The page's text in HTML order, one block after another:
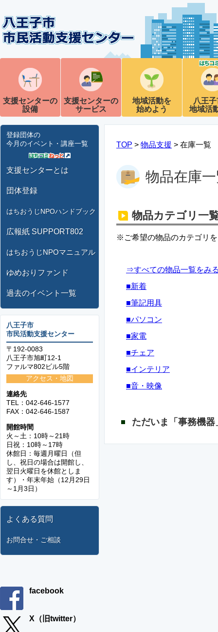
支援センターの
設備
支援センターの
サービス
地域活動を
始めよう
八王
地域活
登録団体の
今月のイベント・講座一覧
支援センターとは
団体登録
はちおうじNPOハンドブック
広報紙 SUPPORT802
はちおうじNPOマニュアル
ゆめおりファンド
過去のイベント一覧
八王子市
市民活動支援センター
〒192-0083
八王子市旭町12-1
ファルマ802ビル5階
アクセス・地図
連絡先
TEL：042-646-1577
FAX：042-646-1587
開館時間
火～土：10時～21時
日祝：10時～17時
休館日：毎週月曜日（但
し、祝日の場合は開館し、
翌日火曜日を休館としま
す）・年末年始（12月29日
～1月3日）
よくある質問
お問合せ・ご相談
facebook
X（旧twitter）
TOP > 物品支援 > 在庫一覧
物品在庫
物品カテゴリ一
※ご希望の物品のカテゴリ
⇒すべての物品一覧をみ
■新着
■筆記用具
■パソコン
■家電
■チェア
■インテリア
■音・映像
ただいま「事務機